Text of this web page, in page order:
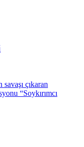
çıkaran
“Soykırımcı